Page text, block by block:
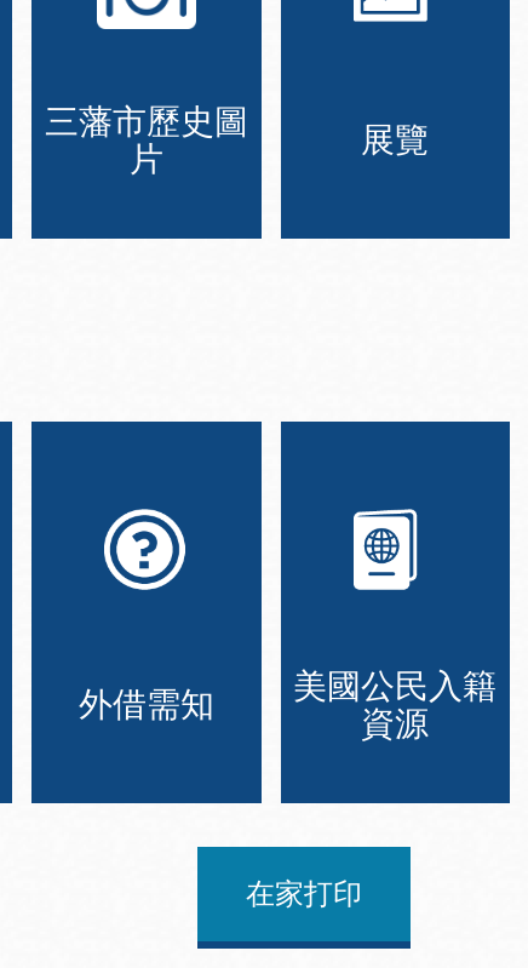
三藩市歷史圖
片
展覽
外借需知
美國公民入籍
資源
在家打印